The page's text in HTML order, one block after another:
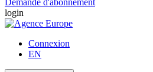
Demande d'abonnement
login
Connexion
EN